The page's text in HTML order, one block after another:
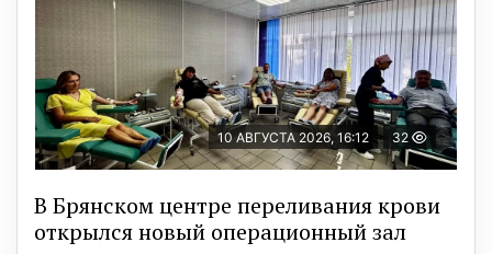
10 АВГУСТА 2026, 16:12 32
В Брянском центре переливания крови
открылся новый операционный зал